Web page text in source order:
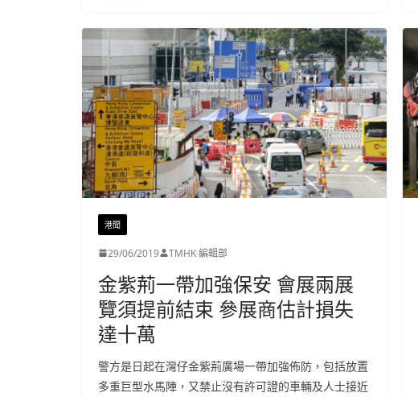
港聞
29/06/2019 TMHK 編輯部
金紫荊一帶加強保安 會展兩展
覽須提前結束 參展商估計損失
達十萬
警方是日起在灣仔金紫荊廣場一帶加強佈防，包括放置
多重巨型水馬陣，又禁止沒有許可證的車輛及人士接近